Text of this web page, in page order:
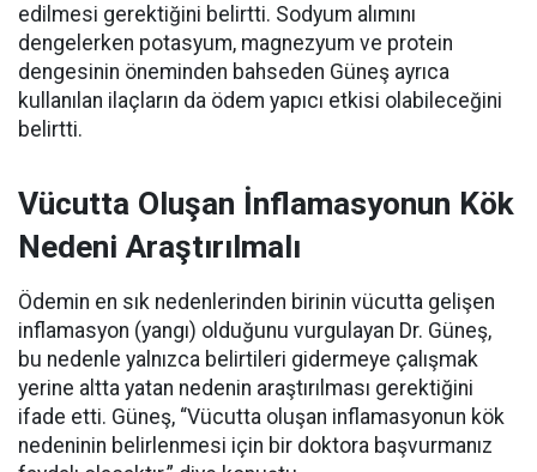
edilmesi gerektiğini belirtti. Sodyum alımını
dengelerken potasyum, magnezyum ve protein
dengesinin öneminden bahseden Güneş ayrıca
kullanılan ilaçların da ödem yapıcı etkisi olabileceğini
belirtti.
Vücutta Oluşan İnflamasyonun Kök
Nedeni Araştırılmalı
Ödemin en sık nedenlerinden birinin vücutta gelişen
inflamasyon (yangı) olduğunu vurgulayan Dr. Güneş,
bu nedenle yalnızca belirtileri gidermeye çalışmak
yerine altta yatan nedenin araştırılması gerektiğini
ifade etti. Güneş, “Vücutta oluşan inflamasyonun kök
nedeninin belirlenmesi için bir doktora başvurmanız